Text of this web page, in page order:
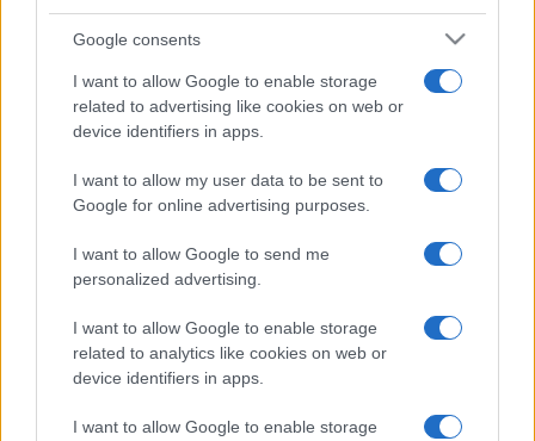
Google consents
I want to allow Google to enable storage
related to advertising like cookies on web or
device identifiers in apps.
I want to allow my user data to be sent to
Google for online advertising purposes.
I want to allow Google to send me
personalized advertising.
I want to allow Google to enable storage
related to analytics like cookies on web or
device identifiers in apps.
I want to allow Google to enable storage
CSÁKI ANDRÁS ECHO NYÁRI AKADÉMIA FARKAS BOTOND
FEHÉRVÁRCSURGÓ FÜLEI BALÁZS
LUDMÁNY DÉNES MARIA TREPASHKO SZALAI ANDRÁS